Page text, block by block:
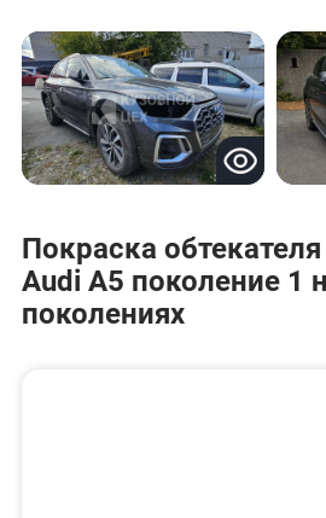
Покраска
Audi A5 поколение 1
поколениях